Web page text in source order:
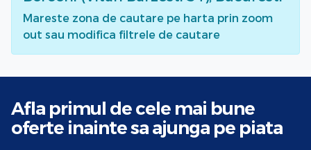
Mareste zona de cautare pe harta prin zoom
out sau modifica filtrele de cautare
Afla primul de cele mai bune
oferte inainte sa ajunga pe piata